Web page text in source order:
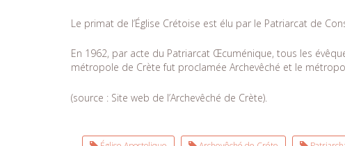
Le primat de l’Église Crétoise est élu par le Patriarcat de
En 1962, par acte du Patriarcat Œcuménique, tous les
métropole de Crète fut proclamée Archevêché et le
(source : Site web de l’Archevêché de Crète).